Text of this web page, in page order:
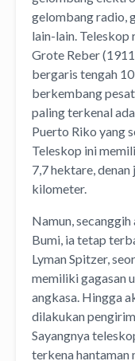
gelombang radio,
lain-lain. Teleskop
Grote Reber
bergaris tengah
berkembang
paling terkenal
Puerto Riko yang
Teleskop ini
7,7 hektare,
kilometer.
Namun,
Bumi, ia tetap
Lyman Spitzer,
memiliki gagasan
angkasa. Hingga
dilakukan
Sayangnya
terkena hantaman